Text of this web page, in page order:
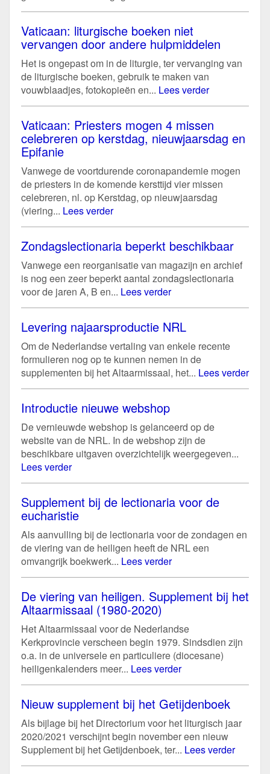
Vaticaan: liturgische boeken niet
vervangen door andere hulpmiddelen
Het is ongepast om in de liturgie, ter vervanging van
de liturgische boeken, gebruik te maken van
vouwblaadjes, fotokopieën en... Lees verder
Vaticaan: Priesters mogen 4 missen
celebreren op kerstdag, nieuwjaarsdag en
Epifanie
Vanwege de voortdurende coronapandemie mogen
de priesters in de komende kersttijd vier missen
celebreren, nl. op Kerstdag, op nieuwjaarsdag
(viering... Lees verder
Zondagslectionaria beperkt beschikbaar
Vanwege een reorganisatie van magazijn en archief
is nog een zeer beperkt aantal zondagslectionaria
voor de jaren A, B en... Lees verder
Levering najaarsproductie NRL
Om de Nederlandse vertaling van enkele recente
formulieren nog op te kunnen nemen in de
supplementen bij het Altaarmissaal, het... Lees verder
Introductie nieuwe webshop
De vernieuwde webshop is gelanceerd op de
website van de NRL. In de webshop zijn de
beschikbare uitgaven overzichtelijk weergegeven...
Lees verder
Supplement bij de lectionaria voor de
eucharistie
Als aanvulling bij de lectionaria voor de zondagen en
de viering van de heiligen heeft de NRL een
omvangrijk boekwerk... Lees verder
De viering van heiligen. Supplement bij het
Altaarmissaal (1980-2020)
Het Altaarmissaal voor de Nederlandse
Kerkprovincie verscheen begin 1979. Sindsdien zijn
o.a. in de universele en particuliere (diocesane)
heiligenkalenders meer... Lees verder
Nieuw supplement bij het Getijdenboek
Als bijlage bij het Directorium voor het liturgisch jaar
2020/2021 verschijnt begin november een nieuw
Supplement bij het Getijdenboek, ter... Lees verder